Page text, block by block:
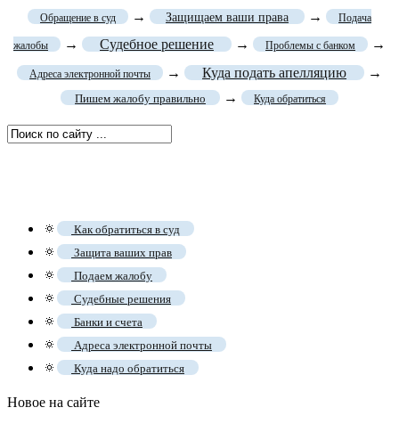
Обращение в суд → Защищаем ваши права → Подача
жалобы → Судебное решение → Проблемы с банком →
Адреса электронной почты → Куда подать апелляцию →
Пишем жалобу правильно → Куда обратиться
🔅 Как обратиться в суд
🔅 Защита ваших прав
🔅 Подаем жалобу
🔅 Судебные решения
🔅 Банки и счета
🔅 Адреса электронной почты
🔅 Куда надо обратиться
Новое на сайте